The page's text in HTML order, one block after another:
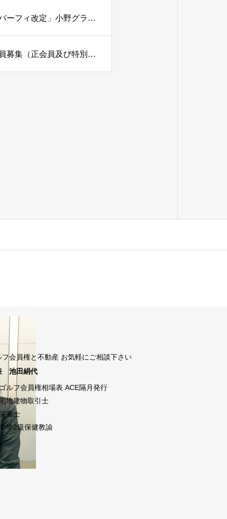
小野グランドカントリークラブ（兵庫県）「年会費及びメンバーフィ改定」小野グランドカントリークラブ（兵庫県）「年会費及びメンバーフィ改定」
北六甲カントリー倶楽部（兵庫県）「名義書換停止・補充会員募集（正会員及び特別平日会員）」
フ会員権と不動産 お気軽にご相談下さい
池田絹代
ルフ会員権相場表 ACE隔月発行
地建物取引士
養士
学2級保健教諭